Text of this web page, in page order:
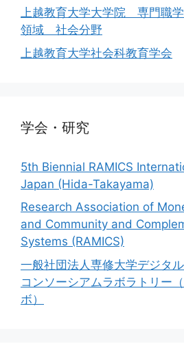
上越教育大学大学院 専門職
領域 社会分野
上越教育大学社会科教育学会
学会・研究
5th Biennial RAMICS
Japan (Hida-Takayama)
Research Association of
and Community and
Systems (RAMICS)
一般社団法人専修大学デジタ
コンソーシアムラボラトリー
ボ）